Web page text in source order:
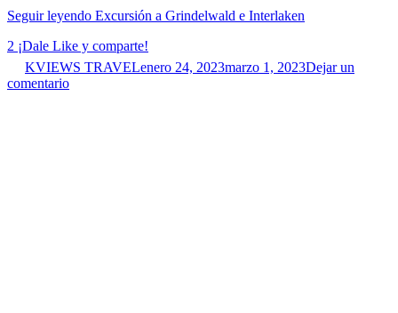
Seguir leyendo Excursión a Grindelwald e Interlaken
2 ¡Dale Like y comparte!
KVIEWS TRAVELenero 24, 2023marzo 1, 2023Dejar un
comentario